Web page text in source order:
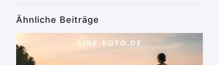
Ähnliche Beiträge